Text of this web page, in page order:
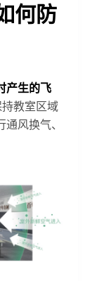
何防
产生的飞
持教室区域
风换气、